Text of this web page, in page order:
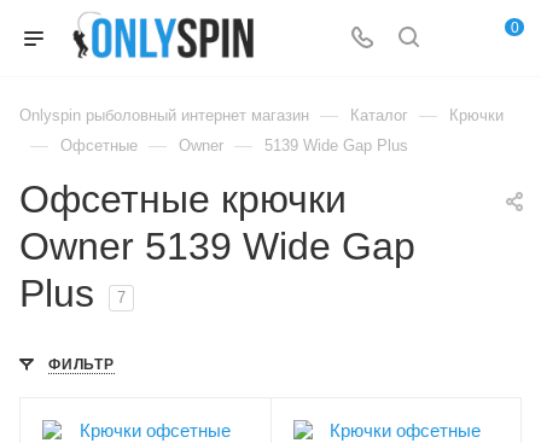
0
Onlyspin рыболовный интернет магазин — Каталог — Крючки
— Офсетные — Owner — 5139 Wide Gap Plus
Офсетные крючки
Owner 5139 Wide Gap
Plus
7
ФИЛЬТР
Модель крючков Модель крючков